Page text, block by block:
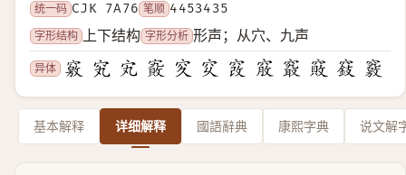
统一码 CJK 7A76 笔顺 4453435
字形结构
上下结构 字形分析 形声；从穴、九声
异体
基本解释 详细解释 國語辭典 康熙字典 说文解